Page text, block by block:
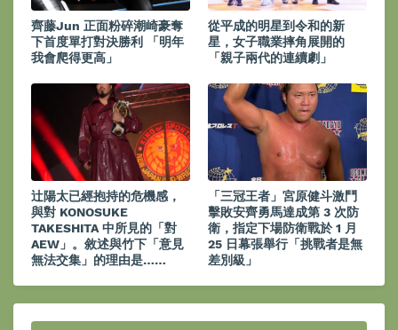
齊藤Jun 正面粉碎潮崎豪奪
下首度單打對決勝利 「明年
我會爬得更高」
從平成的明星到令和的新
星，女子職業摔角展開的
「親子兩代的連續劇」
辻陽太已經抱持的危機感，
與對 KONOSUKE
TAKESHITA 中所見的「對
AEW」。敘述與竹下「意見
無法交集」的理由是……
「三冠王者」宮原健斗激鬥
擊敗安齊勇馬達成第 3 次防
衛，指定下場防衛戰於 1 月
25 日幕張舉行「挑戰者是無
差別級」